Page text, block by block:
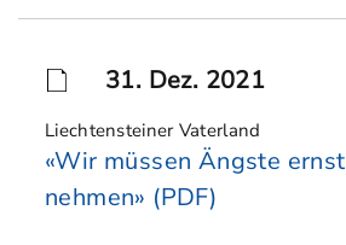
«Wir müssen Ängste ernst
nehmen» (PDF)
Liechtensteiner Vaterland
31. Dez. 2021